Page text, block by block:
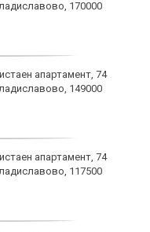
170000
апартамент, 74
149000
апартамент, 74
117500